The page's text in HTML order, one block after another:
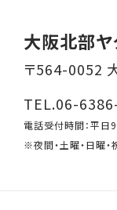
大阪北部
〒564-0052
TEL.06-
電話受付時間：平日
※夜間・土曜・日曜